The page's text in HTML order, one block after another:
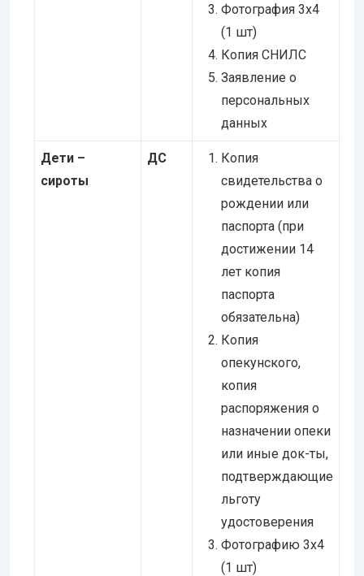
Фотография 3х4
(1 шт)
Копия СНИЛС
Заявление о
персональных
данных
Дети –
сироты
ДС
Копия
свидетельства о
рождении или
паспорта (при
достижении 14
лет копия
паспорта
обязательна)
Копия
опекунского,
копия
распоряжения о
назначении опеки
или иные док-ты,
подтверждающие
льготу
удостоверения
Фотографию 3х4
(1 шт)